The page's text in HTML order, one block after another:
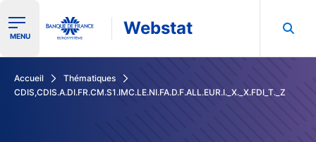
Ouvrir le menu de navigation
MENU Webstat
Accueil
Thématiques
CDIS,CDIS.A.DI.FR.CM.S1.IMC.LE.NI.FA.D.F.ALL.EUR.I._X._X.FDI_T._Z